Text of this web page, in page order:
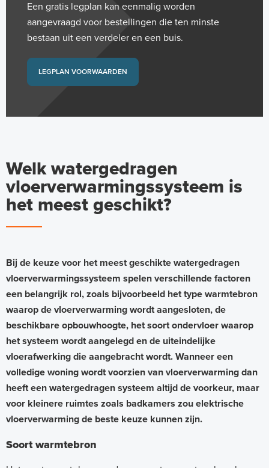
Een gratis legplan kan eenmalig worden
aangevraagd voor bestellingen die ten minste
bestaan uit een verdeler en een buis.
LEGPLAN VOORWAARDEN
Welk watergedragen
vloerverwarmingssysteem is
het meest geschikt?
Bij de keuze voor het meest geschikte watergedragen
vloerverwarmingssysteem spelen verschillende factoren
een belangrijk rol, zoals bijvoorbeeld het type warmtebron
waarop de vloerverwarming wordt aangesloten, de
beschikbare opbouwhoogte, het soort ondervloer waarop
het systeem wordt aangelegd en de uiteindelijke
vloerafwerking die aangebracht wordt. Wanneer een
volledige woning wordt voorzien van vloerverwarming dan
heeft een watergedragen systeem altijd de voorkeur, maar
voor kleinere ruimtes zoals badkamers zou elektrische
vloerverwarming de beste keuze kunnen zijn.
Soort warmtebron